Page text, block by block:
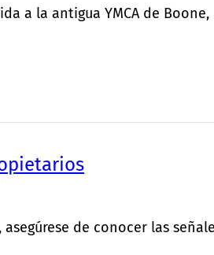
a la antigua YMCA de Boone,
de conocer las